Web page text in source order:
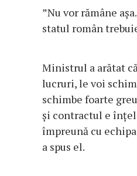
”Nu vor rămâne
statul român
Ministrul a arătat
lucruri, le voi
schimbe foarte
şi contractul e
împreună cu
a spus el.